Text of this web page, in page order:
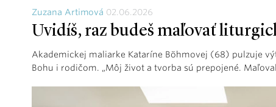
Zuzana Artimová 02.06.2026
Uvidíš, raz budeš maľovať
Akademickej maliarke Kataríne Böhmovej (68) pulzuje
Bohu i rodičom. „Môj život a tvorba sú prepojené.